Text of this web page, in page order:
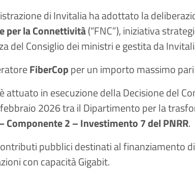
di Invitalia ha adottato la
per la Connettività(“FNC”), iniziativa
del Consiglio dei ministri e gestita da
FiberCopper un importo massimo
in esecuzione della Decisione del
2026 tra il Dipartimento per la
Componente 2 – Investimento 7 del PNRR.
pubblici destinati al finanziamento
con capacità Gigabit.